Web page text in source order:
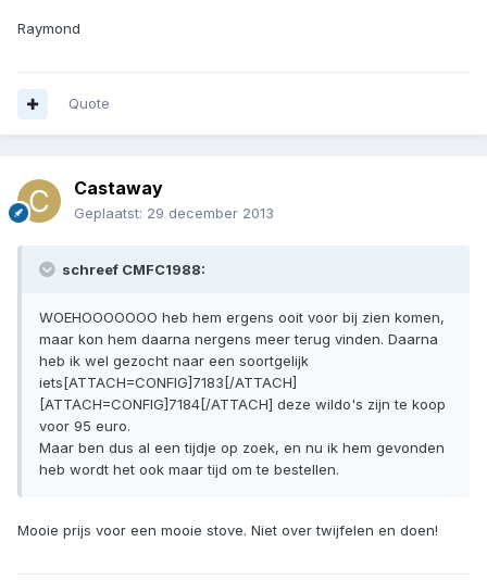
Raymond
Quote
Castaway
Geplaatst: 29 december 2013
schreef CMFC1988:
WOEHOOOOOOO heb hem ergens ooit voor bij zien komen,
maar kon hem daarna nergens meer terug vinden. Daarna
heb ik wel gezocht naar een soortgelijk
iets[ATTACH=CONFIG]7183[/ATTACH]
[ATTACH=CONFIG]7184[/ATTACH] deze wildo's zijn te koop
voor 95 euro.
Maar ben dus al een tijdje op zoek, en nu ik hem gevonden
heb wordt het ook maar tijd om te bestellen.
Mooie prijs voor een mooie stove. Niet over twijfelen en doen!